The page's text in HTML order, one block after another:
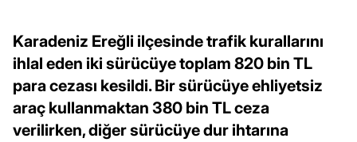
Karadeniz Ereğli ilçesinde trafik kurallarını
ihlal eden iki sürücüye toplam 820 bin TL
para cezası kesildi. Bir sürücüye ehliyetsiz
araç kullanmaktan 380 bin TL ceza
verilirken, diğer sürücüye dur ihtarına